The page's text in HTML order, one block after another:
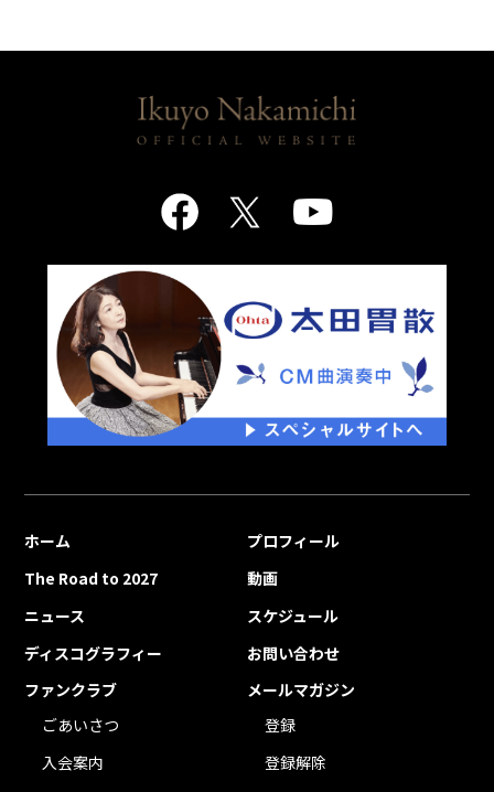
ホーム
プロフィール
The Road to 2027
動画
ニュース
スケジュール
ディスコグラフィー
お問い合わせ
ファンクラブ
ごあいさつ
入会案内
メールマガジン
登録
登録解除